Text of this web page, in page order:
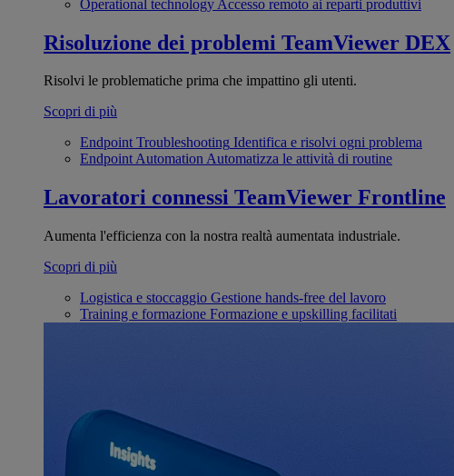
Operational technology Accesso remoto ai reparti produttivi
Risoluzione dei problemi TeamViewer DEX
Risolvi le problematiche prima che impattino gli utenti.
Scopri di più
Endpoint Troubleshooting Identifica e risolvi ogni problema
Endpoint AutomationAutomatizza le attività di routine
Lavoratori connessi TeamViewer Frontline
Aumenta l'efficienza con la nostra realtà aumentata industriale.
Scopri di più
Logistica e stoccaggio Gestione hands-free del lavoro
Training e formazione Formazione e upskilling facilitati